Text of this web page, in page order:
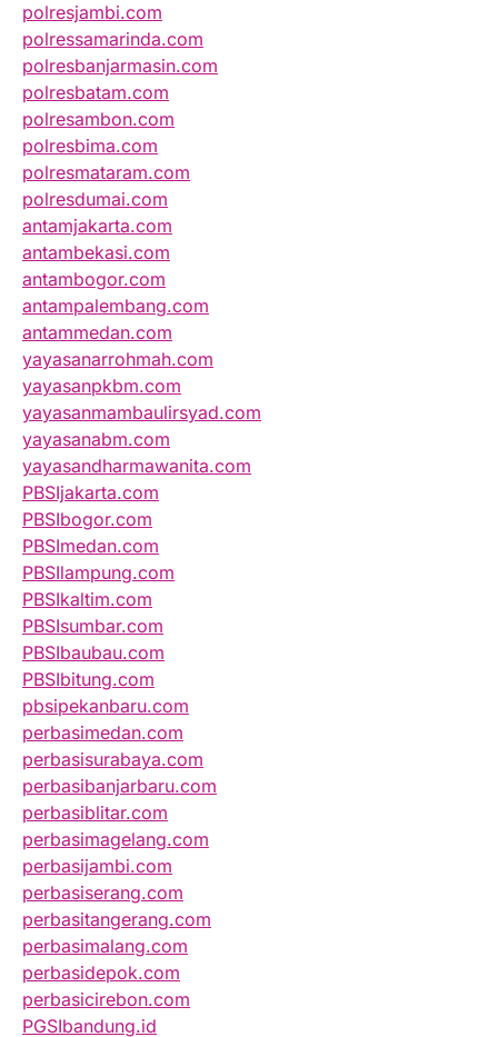
polresjambi.com
polressamarinda.com
polresbanjarmasin.com
polresbatam.com
polresambon.com
polresbima.com
polresmataram.com
polresdumai.com
antamjakarta.com
antambekasi.com
antambogor.com
antampalembang.com
antammedan.com
yayasanarrohmah.com
yayasanpkbm.com
yayasanmambaulirsyad.com
yayasanabm.com
yayasandharmawanita.com
PBSIjakarta.com
PBSIbogor.com
PBSImedan.com
PBSIlampung.com
PBSIkaltim.com
PBSIsumbar.com
PBSIbaubau.com
PBSIbitung.com
pbsipekanbaru.com
perbasimedan.com
perbasisurabaya.com
perbasibanjarbaru.com
perbasiblitar.com
perbasimagelang.com
perbasijambi.com
perbasiserang.com
perbasitangerang.com
perbasimalang.com
perbasidepok.com
perbasicirebon.com
PGSIbandung.id